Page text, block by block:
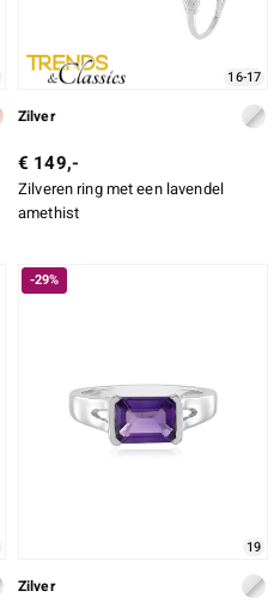
16-17
Zilver
€ 149,-
Zilveren ring met een lavendel
amethist
-29%
19
Zilver